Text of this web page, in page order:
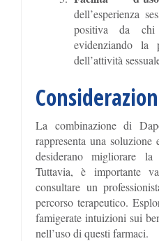
dell’esperienza
positiva da
evidenziando la
dell’attività
La combinazione di
rappresenta una
desiderano migliorare la
Tuttavia, è importante
consultare un
percorso terapeutico.
famigerate intuizioni sui
nell’uso di questi farmaci.